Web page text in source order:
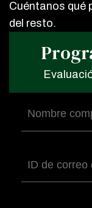
Cuéntanos qué
del resto.
Nombre
completo
Correo
electrónico